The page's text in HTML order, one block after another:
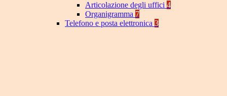
Articolazione degli uffici 4
Organigramma 7
Telefono e posta elettronica 3